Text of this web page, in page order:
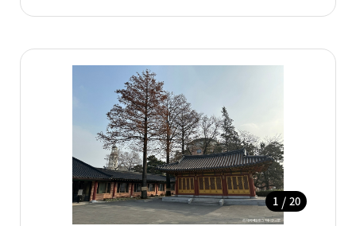
1 / 20